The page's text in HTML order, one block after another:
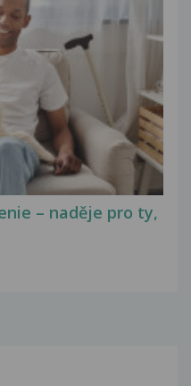
– naděje pro ty,